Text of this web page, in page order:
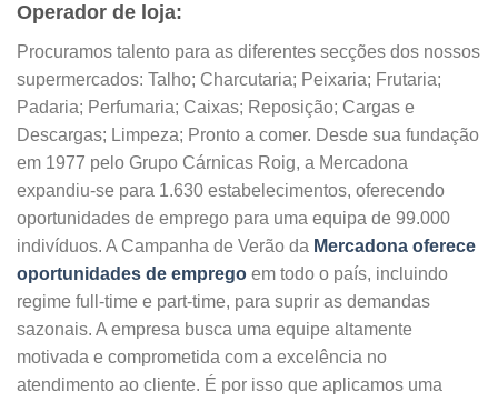
Operador de loja:
Procuramos talento para as diferentes secções dos nossos
supermercados: Talho; Charcutaria; Peixaria; Frutaria;
Padaria; Perfumaria; Caixas; Reposição; Cargas e
Descargas; Limpeza; Pronto a comer. Desde sua fundação
em 1977 pelo Grupo Cárnicas Roig, a Mercadona
expandiu-se para 1.630 estabelecimentos, oferecendo
oportunidades de emprego para uma equipa de 99.000
indivíduos. A Campanha de Verão da Mercadona oferece
oportunidades de emprego em todo o país, incluindo
regime full-time e part-time, para suprir as demandas
sazonais. A empresa busca uma equipe altamente
motivada e comprometida com a excelência no
atendimento ao cliente. É por isso que aplicamos uma